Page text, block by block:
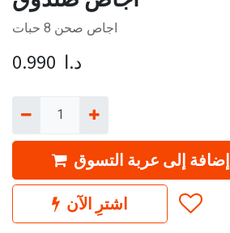
اجاص صحن 8 حبات
0.990 د.ا
إضافة إلى عربة التسوق
اشترِ الآن